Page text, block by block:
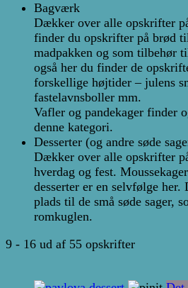
Bagværk
Dækker over alle opskrifter
finder du opskrifter på brød
madpakken og som tilbehør
også her du finder de
forskellige højtider – julens
fastelavnsboller mm.
Vafler og pandekager finder
denne kategori.
Desserter (og andre søde
Dækker over alle opskrifter
hverdag og fest.
desserter er en selvfølge
plads til de små søde sager,
romkuglen.
9 - 16 ud af 55 opskrifter